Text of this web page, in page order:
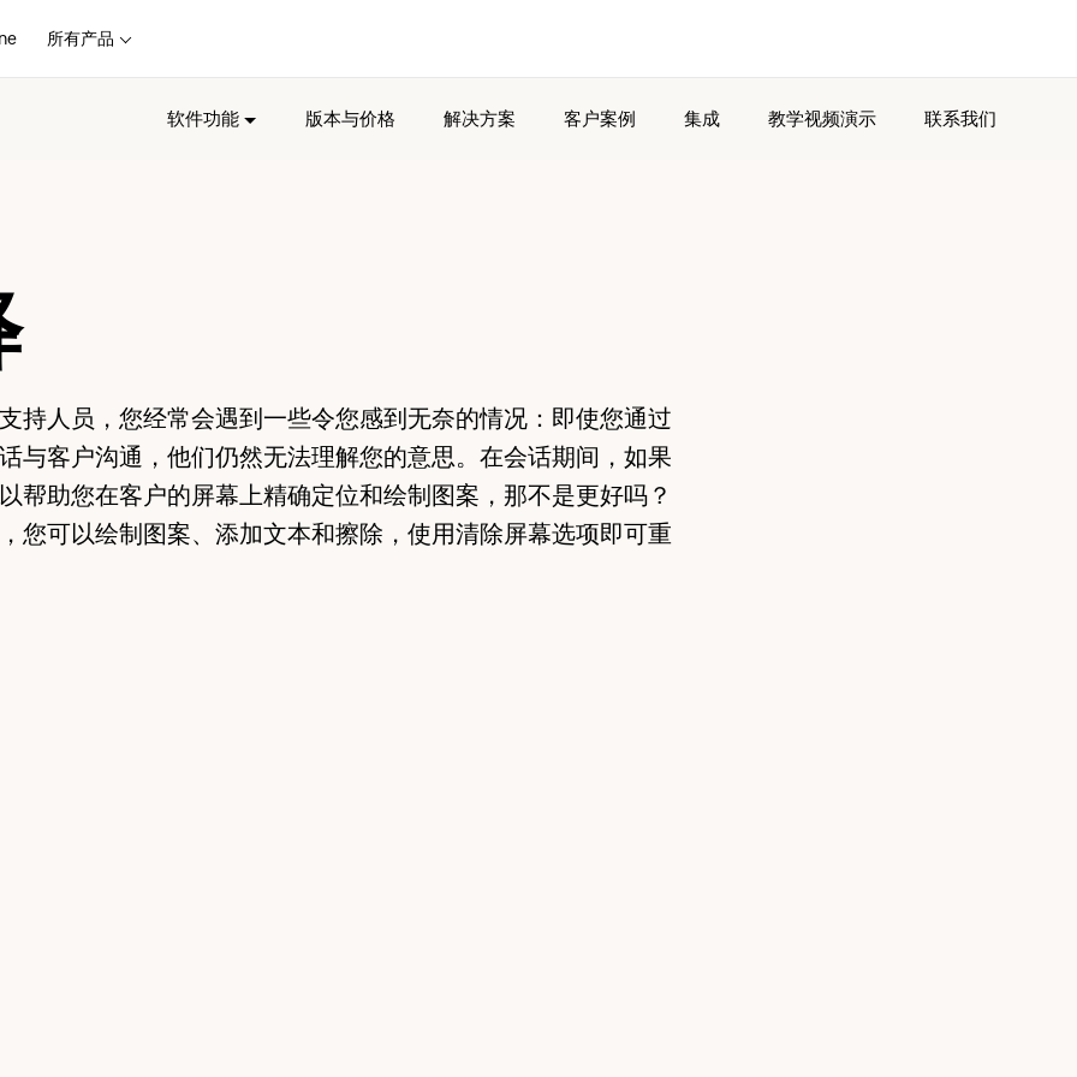
所有产品
软件功能 版本与价格 解决方案 客户案例 集成 教学视频演示 联系我们
持人员，您经常会遇到一些令您感到无奈的情况：即使您通过
与客户沟通，他们仍然无法理解您的意思。在会话期间，如果
帮助您在客户的屏幕上精确定位和绘制图案，那不是更好吗？
您可以绘制图案、添加文本和擦除，使用清除屏幕选项即可重